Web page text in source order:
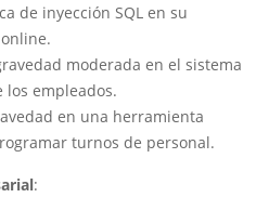
de inyección SQL en su
moderada en el sistema
los empleados.
en una herramienta
turnos de personal.
: